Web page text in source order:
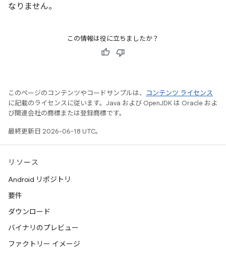
なりません。
この情報は役に立ちましたか？
このページのコンテンツやコードサンプルは、
コンテンツ ライセンス
に記載のライセンスに従います。Java および OpenJDK は Oracle およ
び関連会社の商標または登録商標です。
最終更新日 2026-06-18 UTC。
リソース
Android リポジトリ
要件
ダウンロード
バイナリのプレビュー
ファクトリー イメージ